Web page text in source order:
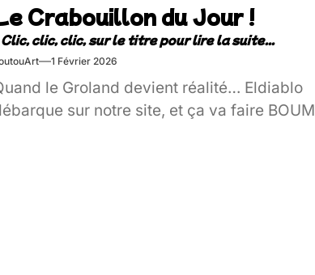
Crabouillon du Jour !
1 Février 2026
le Groland devient réalité… Eldiablo
sur notre site, et ça va faire BOUM